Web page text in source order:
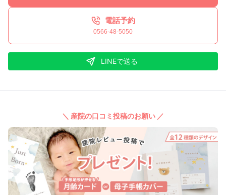
電話予約
0566-48-5050
LINEで送る
＼ 産院の口コミ投稿のお願い ／